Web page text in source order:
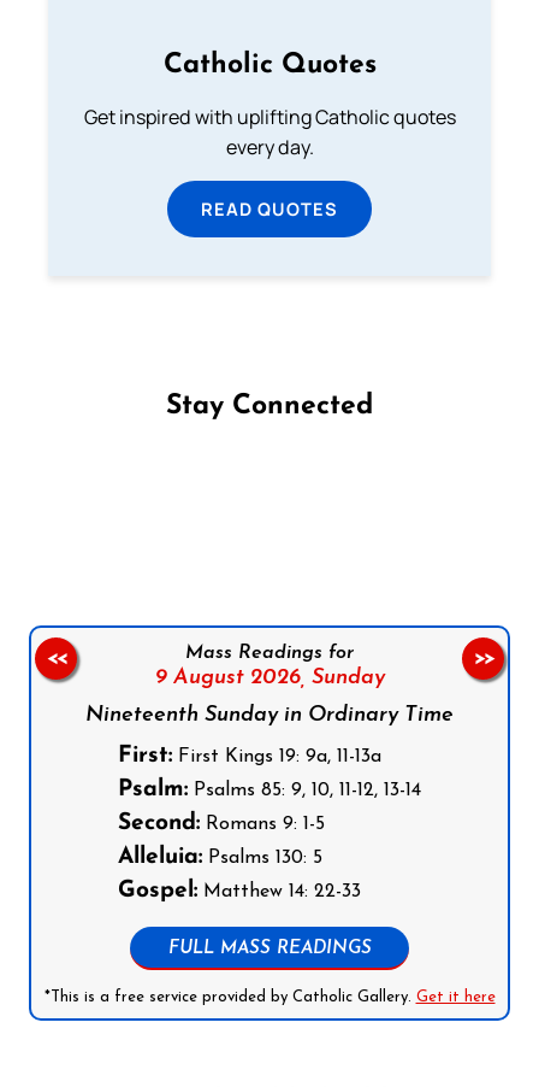
Catholic Quotes
Get inspired with uplifting Catholic quotes
every day.
READ QUOTES
Stay Connected
Mass Readings for
9 August 2026, Sunday
Nineteenth Sunday in Ordinary Time
First: First Kings 19: 9a, 11-13a
Psalm: Psalms 85: 9, 10, 11-12, 13-14
Second: Romans 9: 1-5
Alleluia: Psalms 130: 5
Gospel: Matthew 14: 22-33
FULL MASS READINGS
*This is a free service provided by Catholic Gallery. Get it here
<< >>